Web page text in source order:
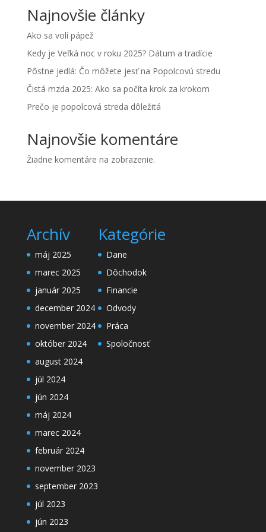
Najnovšie články
Ako sa volí pápež
Kedy je Veľká noc v roku 2025? Dátum a tradície
Pôstne jedlá: Čo môžete jesť na Popolcovú stredu
Čistá mzda 2025: Ako sa počíta krok za krokom
Prečo je popolcová streda dôležitá
Najnovšie komentáre
Žiadne komentáre na zobrazenie.
Archív
máj 2025
marec 2025
január 2025
december 2024
november 2024
október 2024
august 2024
júl 2024
jún 2024
máj 2024
marec 2024
február 2024
november 2023
september 2023
júl 2023
jún 2023
Kategórie
Dane
Dôchodok
Financie
Odvody
Práca
Spoločnosť